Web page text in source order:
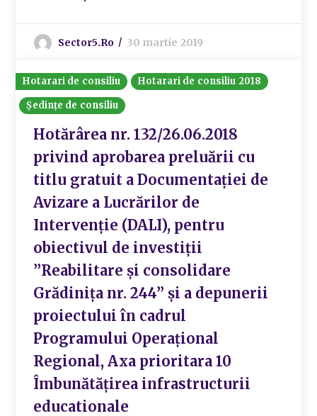
Sector5.ro 30 martie 2019
Hotarari de consiliu
Hotarari de consiliu 2018
Ședințe de consiliu
Hotărârea nr. 132/26.06.2018
privind aprobarea preluării cu
titlu gratuit a Documentației de
Avizare a Lucrărilor de
Intervenție (DALI), pentru
obiectivul de investiții
”Reabilitare și consolidare
Grădinița nr. 244” și a depunerii
proiectului în cadrul
Programului Operațional
Regional, Axa prioritara 10
Îmbunătățirea infrastructurii
educationale